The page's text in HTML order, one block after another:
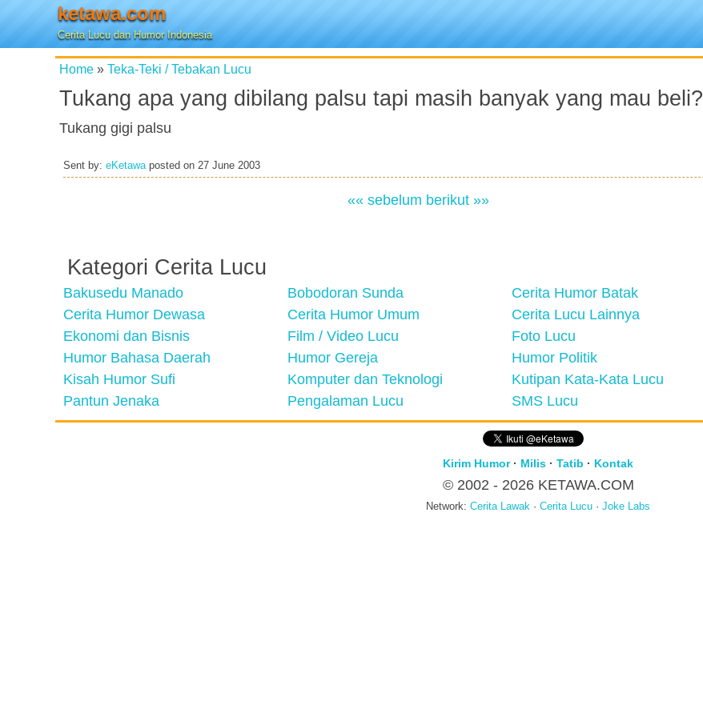
ketawa.com
Cerita Lucu dan Humor Indonesia
Home » Teka-Teki / Tebakan Lucu
Tukang apa yang dibilang palsu tapi masih banyak yang mau beli?
Tukang gigi palsu
Sent by: eKetawaposted on 27 June 2003
«« sebelum berikut »»
Kategori Cerita Lucu
Bakusedu Manado Bobodoran Sunda Cerita Humor Batak
Cerita Humor Dewasa
Cerita Humor Umum Cerita Lucu Lainnya
Ekonomi dan Bisnis
Film / Video Lucu Foto Lucu
Humor Bahasa Daerah
Humor Gereja Humor Politik
Kisah Humor Sufi
Komputer dan Teknologi Kutipan Kata-Kata Lucu
Pantun Jenaka
Pengalaman Lucu SMS Lucu
Kirim Humor· Milis · Tatib · Kontak
© 2002 - 2026 KETAWA.COM
Network: Cerita Lawak · Cerita Lucu · Joke Labs